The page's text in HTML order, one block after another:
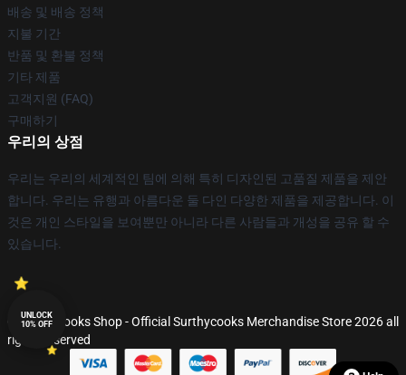
배송 및 배송 정책
지불 기간
반품 및 환불 정책
기타 제품
고객지원 (FAQ)
구매하기
우리의 상점
우리는 우리의 세계적인 팀에 의해 특히 디자인된 고품질 제품을 제안
합니다. 우리는 유행과 아름다운 둘 다인 다양한 제품을 제공합니다. 이
것은 개인 스타일을 보여뿐만 아니라 다른 사람들과 개성을 공유 할 수
있습니다.
© Surthycooks Shop - Official Surthycooks Merchandise Store 2026 all
rights reserved
UNLOCK
10% OFF